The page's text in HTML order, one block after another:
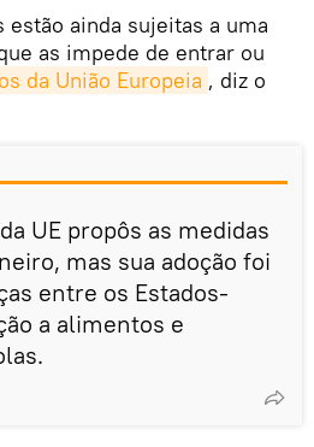
ainda sujeitas a uma
as impede de entrar ou
da União Europeia , diz o
UE propôs as medidas
mas sua adoção foi
entre os Estados-
a alimentos e